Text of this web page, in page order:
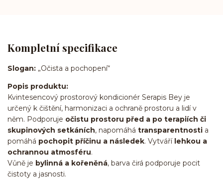
Kompletní specifikace
Slogan: „Očista a pochopení“
Popis produktu:
Kvintesencový prostorový kondicionér Serapis Bey je
určený k čištění, harmonizaci a ochraně prostoru a lidí v
něm. Podporuje očistu prostoru před a po terapiích či
skupinových setkáních, napomáhá transparentnosti a
pomáhá pochopit příčinu a následek. Vytváří lehkou a
ochrannou atmosféru.
Vůně je bylinná a kořeněná, barva čirá podporuje pocit
čistoty a jasnosti.